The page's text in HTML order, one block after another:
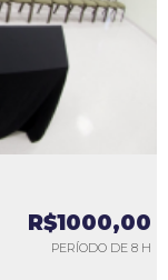
R$1000,00
PERÍODO DE 8 H